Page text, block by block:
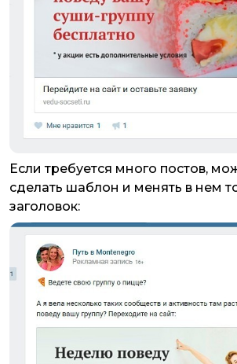
Если требуется много постов,
сделать шаблон и менять в нем
заголовок: